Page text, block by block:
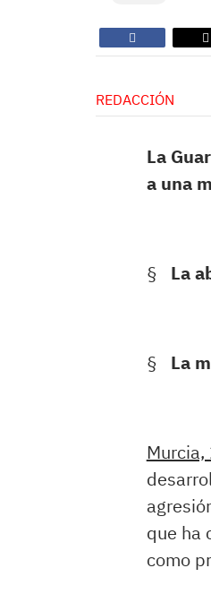
REDACCIÓN
La
a una
§ La
§ La
que ha
como